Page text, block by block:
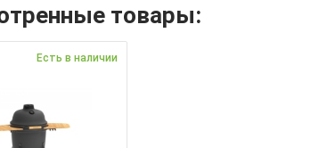
товары:
Есть в наличии